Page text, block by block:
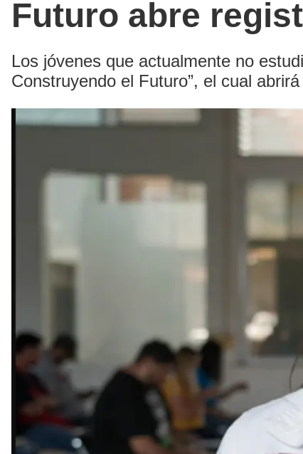
Futuro abre
Los jóvenes que actualmente no
Construyendo el Futuro”, el cual